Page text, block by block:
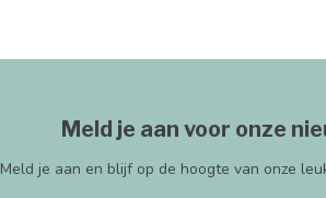
Meld je aan voor onze
Meld je aan en blijf op de hoogte van onze